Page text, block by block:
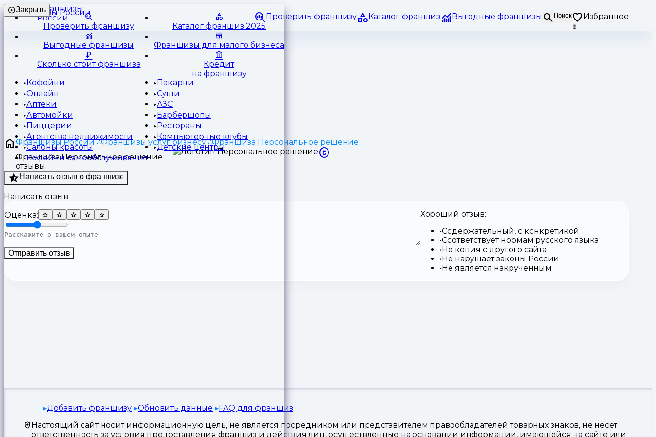
Франшизы
России
Проверить франшизу Каталог франшиз Выгодные франшизы Поиск
Избранное
⏳
Закрыть
Проверить франшизу Каталог франшиз 2025
Выгодные франшизы Франшизы для малого бизнеса
Сколько стоит франшиза
Кредит
на франшизу
Кофейни
Пекарни
Онлайн
Суши
Аптеки
АЗС
Автомойки
Барбершопы
Пиццерии
Рестораны
Агентства недвижимости
Компьютерные клубы
Салоны красоты
Детские центры
Кофейни самообслуживания
Франшизы России Франшизы услуг бизнесу
Франшиза Персональное решение
Франшиза Персональное решение
отзывы
Написать отзыв о франшизе
Написать отзыв
Оценка:
Отправить отзыв
Хороший отзыв:
Содержательный, с конкретикой
Соответствует нормам русского языка
Не копия с другого сайта
Не нарушает законы России
Не является накрученным
Добавить франшизу Обновить данные
FAQ для франшиз
Настоящий сайт носит информационную цель, не является посредником или представителем правообладателей товарных знаков, не несет
ответственность за условия предоставления франшиз и действия лиц, осуществленные на основании информации, имеющейся на сайте или